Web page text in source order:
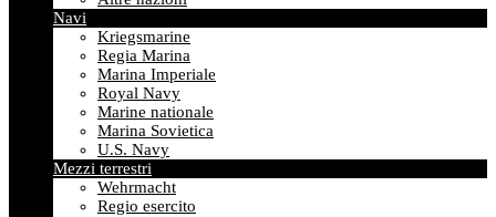
Navi
Kriegsmarine
Regia Marina
Marina Imperiale
Royal Navy
Marine nationale
Marina Sovietica
U.S. Navy
Mezzi terrestri
Wehrmacht
Regio esercito